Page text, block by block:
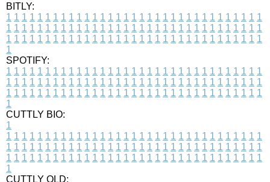
BITLY:
1 1 1 1 1 1 1 1 1 1 1 1 1 1 1 1 1 1 1 1 1 1 1 1 1 1 1 1 1 1 1 1 1
1 1 1 1 1 1 1 1 1 1 1 1 1 1 1 1 1 1 1 1 1 1 1 1 1 1 1 1 1 1 1 1 1
1 1 1 1 1 1 1 1 1 1 1 1 1 1 1 1 1 1 1 1 1 1 1 1 1 1 1 1 1 1 1 1 1
1
SPOTIFY:
1 1 1 1 1 1 1 1 1 1 1 1 1 1 1 1 1 1 1 1 1 1 1 1 1 1 1 1 1 1 1 1 1
1 1 1 1 1 1 1 1 1 1 1 1 1 1 1 1 1 1 1 1 1 1 1 1 1 1 1 1 1 1 1 1 1
1 1 1 1 1 1 1 1 1 1 1 1 1 1 1 1 1 1 1 1 1 1 1 1 1 1 1 1 1 1 1 1 1
1
CUTTLY BIO:
1
1 1 1 1 1 1 1 1 1 1 1 1 1 1 1 1 1 1 1 1 1 1 1 1 1 1 1 1 1 1 1 1 1
1 1 1 1 1 1 1 1 1 1 1 1 1 1 1 1 1 1 1 1 1 1 1 1 1 1 1 1 1 1 1 1 1
1 1 1 1 1 1 1 1 1 1 1 1 1 1 1 1 1 1 1 1 1 1 1 1 1 1 1 1 1 1 1 1 1
1
CUTTLY OLD: